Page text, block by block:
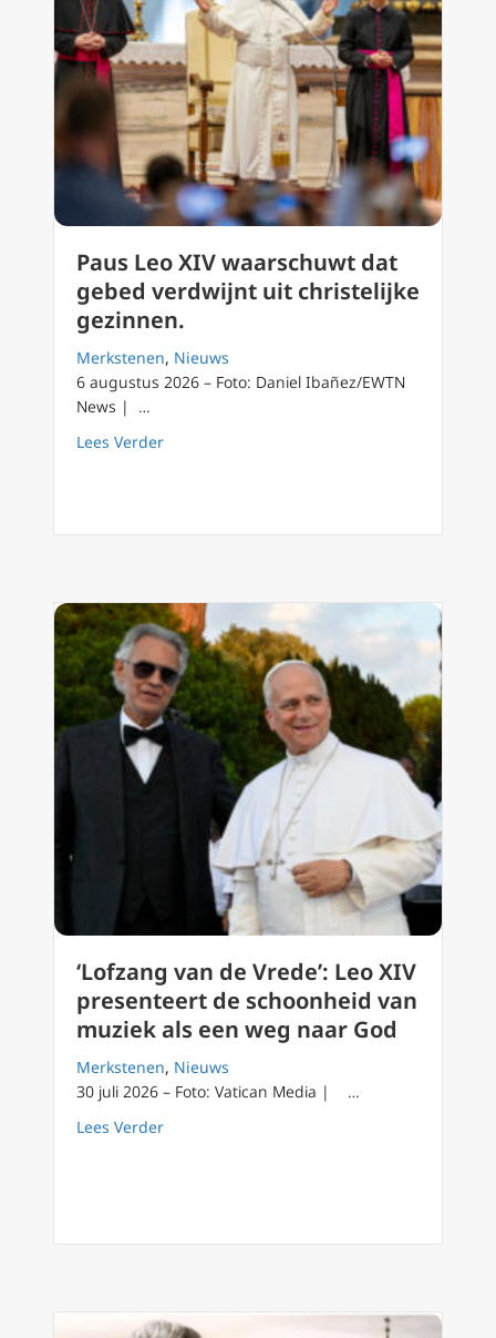
Paus Leo XIV waarschuwt dat
gebed verdwijnt uit christelijke
gezinnen.
Merkstenen, Nieuws
6 augustus 2026 – Foto: Daniel Ibañez/EWTN
News | …
Lees Verderabout Paus Leo XIV waarschuwt dat gebed
‘Lofzang van de Vrede’: Leo XIV
presenteert de schoonheid van
muziek als een weg naar God
Merkstenen, Nieuws
30 juli 2026 – Foto: Vatican Media | …
Lees Verderabout ‘Lofzang van de Vrede’: Leo XIV